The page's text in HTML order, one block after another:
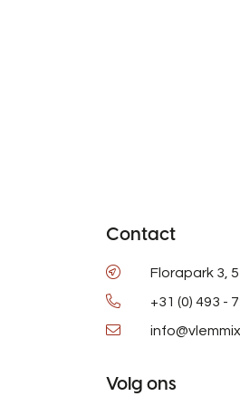
Contact
Florapark 3,
+31 (0) 493 -
Volg ons